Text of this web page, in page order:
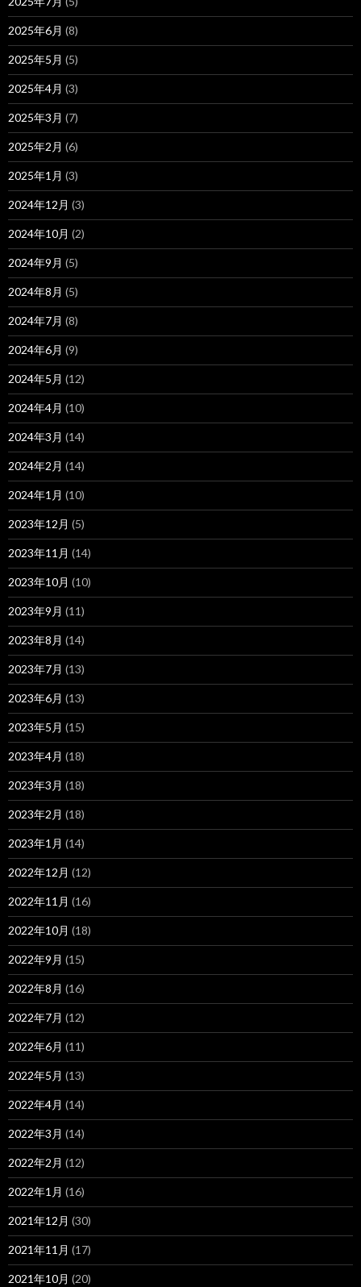
2025年6月 (8)
2025年5月 (5)
2025年4月 (3)
2025年3月 (7)
2025年2月 (6)
2025年1月 (3)
2024年12月 (3)
2024年10月 (2)
2024年9月 (5)
2024年8月 (5)
2024年7月 (8)
2024年6月 (9)
2024年5月 (12)
2024年4月 (10)
2024年3月 (14)
2024年2月 (14)
2024年1月 (10)
2023年12月 (5)
2023年11月 (14)
2023年10月 (10)
2023年9月 (11)
2023年8月 (14)
2023年7月 (13)
2023年6月 (13)
2023年5月 (15)
2023年4月 (18)
2023年3月 (18)
2023年2月 (18)
2023年1月 (14)
2022年12月 (12)
2022年11月 (16)
2022年10月 (18)
2022年9月 (15)
2022年8月 (16)
2022年7月 (12)
2022年6月 (11)
2022年5月 (13)
2022年4月 (14)
2022年3月 (14)
2022年2月 (12)
2022年1月 (16)
2021年12月 (30)
2021年11月 (17)
2021年10月 (20)